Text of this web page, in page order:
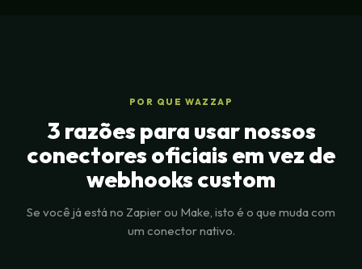
POR QUE WAZZAP
3 razões para usar nossos
conectores oficiais em vez de
webhooks custom
Se você já está no Zapier ou Make, isto é o que muda com
um conector nativo.